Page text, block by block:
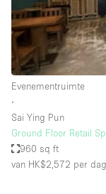
Galerie
Hal
Herenhuis /
Kantoorruimte
Kraampje /
Kraampje /
Magazijn
Evenementruimte
∙
Sai Ying Pun
Ground Floor Retail
960 sq ft
van HK$2,572 per dag